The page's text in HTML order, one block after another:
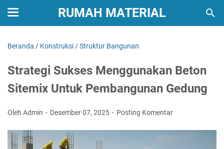
RUMAH MATERIAL
Beranda / Konstruksi /Struktur Bangunan
Strategi Sukses Menggunakan Beton
Sitemix Untuk Pembangunan Gedung
Oleh Admin Desember 07, 2025 Posting Komentar